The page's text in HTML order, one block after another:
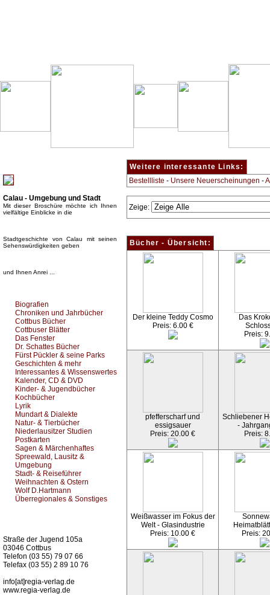
Calau - Umgebung und Stadt
Mit dieser Broschüre möchte ich Ihnen
vielfältige Einblicke in die
Stadtgeschichte von Calau mit seinen
Sehenswürdigkeiten geben
und Ihnen Anrei ...
Biografien
Chroniken und Jahrbücher
Cottbus Bücher
Cottbuser Blätter
Das Fenster
Dr. Schattes Bücher
Fürst Pückler & seine Parks
Geschichten & mehr
Interessantes & Wissenswertes
Kalender, CD & DVD
Kinder- & Jugendbücher
Kochbücher
Lyrik
Mundart & Dialekte
Natur- & Tierbücher
Niederlausitzer Studien
Postkarten
Sagen & Märchenhaftes
Spreewald, Lausitz &
Umgebung
Stadt- & Reiseführer
Weihnachten & Ostern
Wolf D.Hartmann
Überregionales & Sonstiges
Straße der Jugend 105a
03046 Cottbus
Telefon (03 55) 79 07 66
Telefax (03 55) 2 89 10 76
info[at]regia-verlag.de
www.regia-verlag.de
Weitere interessante Links:
Bestellliste - Unsere Neuerscheinungen -
Zeige:
Bücher - Übersicht:
Der kleine Teddy Cosmo
Preis: 6.00 €
Das
Preis:
pfefferscharf und
essigsauer
Preis: 20.00 €
Schliebener
-
Preis:
Weißwasser im Fokus der
Welt - Glasindustrie
Preis: 10.00 €
Preis: